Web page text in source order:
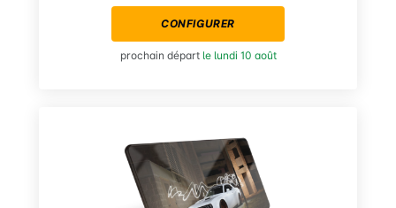
CONFIGURER
prochain départ le lundi 10 août